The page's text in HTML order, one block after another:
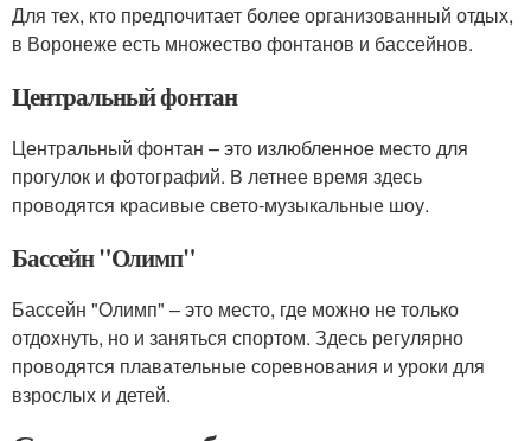
Для тех, кто предпочитает более организованный отдых,
в Воронеже есть множество фонтанов и бассейнов.
Центральный фонтан
Центральный фонтан – это излюбленное место для
прогулок и фотографий. В летнее время здесь
проводятся красивые свето-музыкальные шоу.
Бассейн "Олимп"
Бассейн "Олимп" – это место, где можно не только
отдохнуть, но и заняться спортом. Здесь регулярно
проводятся плавательные соревнования и уроки для
взрослых и детей.